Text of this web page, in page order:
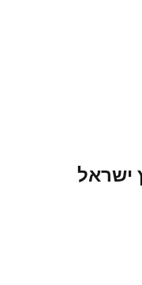
ישראל